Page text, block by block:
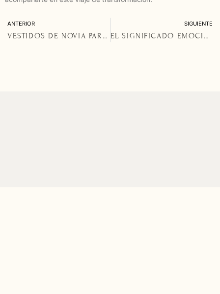
ANTERIOR
VESTIDOS DE NOVIA PARA CEREMONIAS AL AIRE LIBRE: LA FUSIÓN ENTRE NATURALEZA Y ELEGANCIA
SIGUIENTE
EL SIGNIFICADO EMOCIONAL DETRÁS DEL DISEÑO: CÓMO LA BOHÈME 1994 CONECTA CON LA HISTORIA PERSONAL DE CADA NOVIA